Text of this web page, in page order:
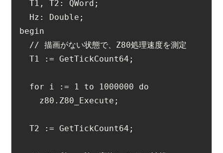
  T1, T2: QWord;
  Hz: Double;
begin
  // 描画がない状態で、Z80処理速度を測定
  T1 := GetTickCount64;
  for i := 1 to 1000000 do
    z80.Z80_Execute;
  T2 := GetTickCount64;